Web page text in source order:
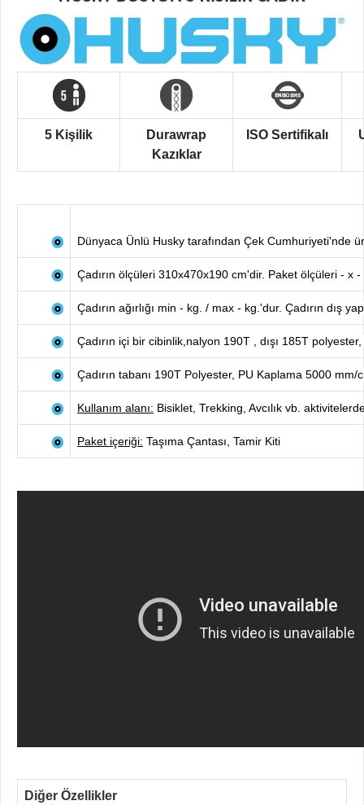
5 Kişilik
Durawrap
Kazıklar
ISO Sertifikalı
Dünyaca Ünlü Husky tarafından Çek Cumhuriyeti'nde
Çadırın ölçüleri 310x470x190 cm'dir. Paket ölçüleri - x -
Çadırın ağırlığı min - kg. / max - kg.'dur. Çadırın dış
Çadırın içi bir cibinlik,nalyon 190T , dışı 185T
Çadırın tabanı 190T Polyester, PU Kaplama 5000 mm/
Kullanım alanı: Bisiklet, Trekking, Avcılık vb.
Paket içeriği: Taşıma Çantası, Tamir Kiti
Diğer Özellikler